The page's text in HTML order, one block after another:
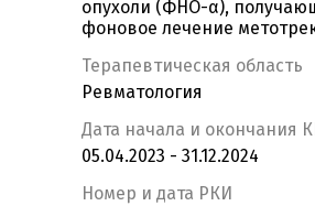
опухоли (ФНО-α),
фоновое лечение
Терапевтическая область
Ревматология
Дата начала и окончания
05.04.2023 - 31.12.2024
Номер и дата РКИ